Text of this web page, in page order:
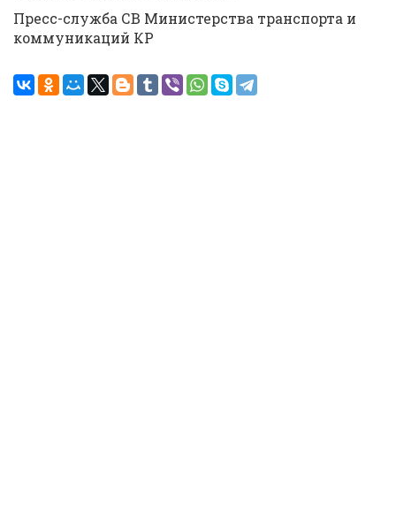
Пресс-служба СВ Министерства транспорта и
коммуникаций КР